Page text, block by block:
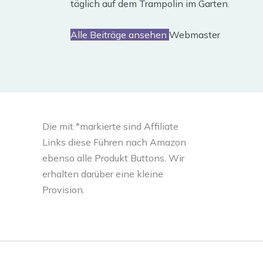
täglich auf dem Trampolin im Garten.
Alle Beiträge ansehen Webmaster
Die mit *markierte sind Affiliate
Links diese Führen nach Amazon
ebenso alle Produkt Buttons. Wir
erhalten darüber eine kleine
Provision.